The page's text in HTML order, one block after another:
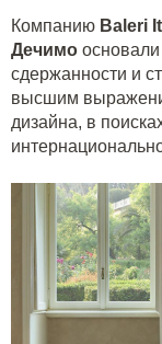
Компанию Baleri
Дечимо
сдержанности и
высшим
дизайна, в